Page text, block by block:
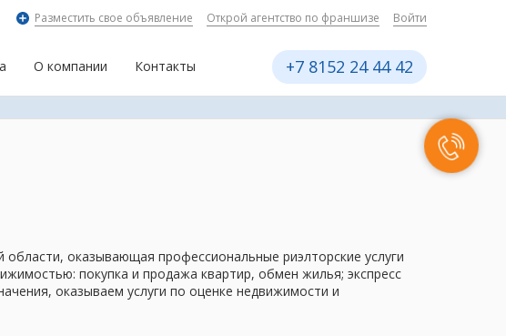
Разместить свое объявление Открой агентство по франшизе Войти
О компании Контакты +7 8152 24 44 42
оказывающая профессиональные риэлторские услуги
покупка и продажа квартир, обмен жилья; экспресс
оказываем услуги по оценке недвижимости и